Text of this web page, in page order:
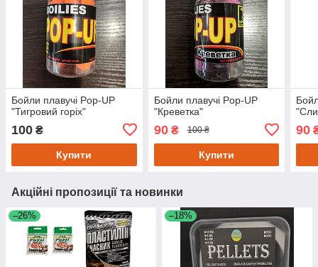
Бойли плавучі Pop-UP
"Тигровий горіх"
100 ₴
Купити
Бойли плавучі Pop-UP
"Креветка"
90₴ 100 ₴
Купити
90
Акційні пропозиції та новинки
–26% –18%